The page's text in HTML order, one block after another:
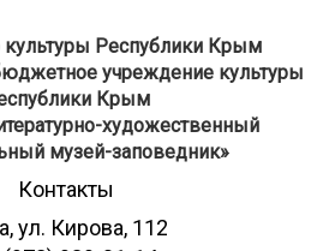
культуры Республики Крым
учреждение культуры
Крым
художественный
музей-заповедник»
Контакты
ул. Кирова, 112